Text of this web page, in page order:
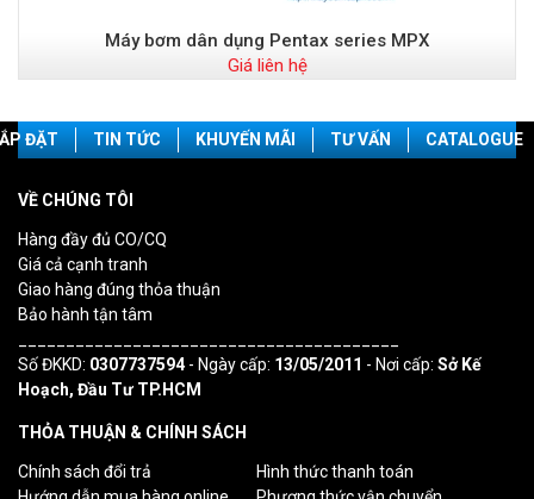
Máy bơm dân dụng Pentax series MPX
Giá liên hệ
ĐẶT TIN TỨC KHUYẾN MÃI TƯ VẤN CATALOGUE
VỀ CHÚNG TÔI
Hàng đầy đủ CO/CQ
Giá cả cạnh tranh
Giao hàng đúng thỏa thuận
Bảo hành tận tâm
Số ĐKKD: 0307737594- Ngày cấp: 13/05/2011 - Nơi cấp: Sở Kế
Hoạch, Đầu Tư TP.HCM
THỎA THUẬN & CHÍNH SÁCH
Chính sách đổi trả
Hình thức thanh toán